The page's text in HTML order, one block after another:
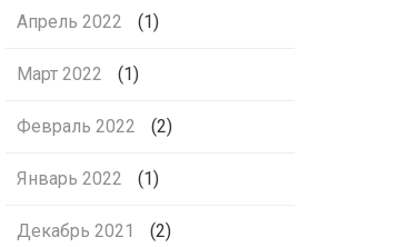
Апрель 2022 (1)
Март 2022 (1)
Февраль 2022 (2)
Январь 2022 (1)
Декабрь 2021 (2)